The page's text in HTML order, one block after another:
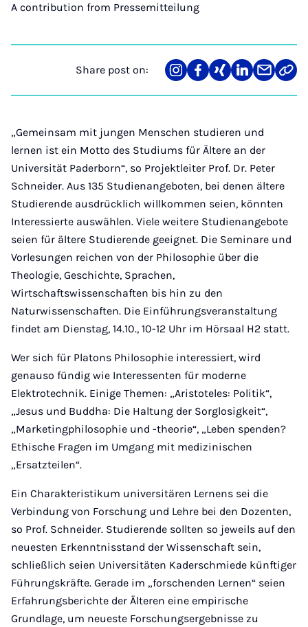
A contribution from Pressemitteilung
Share post on:
Share
on
Teilen
auf
Teilen
auf
Teilen
auf
Teilen
über
Link
„Gemeinsam mit jungen Menschen studieren und
lernen ist ein Motto des Studiums für Ältere an der
Universität Paderborn“, so Projektleiter Prof. Dr. Peter
Schneider. Aus 135 Studienangeboten, bei denen ältere
Studierende ausdrücklich willkommen seien, könnten
Interessierte auswählen. Viele weitere Studienangebote
seien für ältere Studierende geeignet. Die Seminare und
Vorlesungen reichen von der Philosophie über die
Theologie, Geschichte, Sprachen,
Wirtschaftswissenschaften bis hin zu den
Naturwissenschaften. Die Einführungsveranstaltung
findet am Dienstag, 14.10., 10-12 Uhr im Hörsaal H2 statt.
Wer sich für Platons Philosophie interessiert, wird
genauso fündig wie Interessenten für moderne
Elektrotechnik. Einige Themen: „Aristoteles: Politik“,
„Jesus und Buddha: Die Haltung der Sorglosigkeit“,
„Marketingphilosophie und -theorie“, „Leben spenden?
Ethische Fragen im Umgang mit medizinischen
„Ersatzteilen“.
Ein Charakteristikum universitären Lernens sei die
Verbindung von Forschung und Lehre bei den Dozenten,
so Prof. Schneider. Studierende sollten so jeweils auf den
neuesten Erkenntnisstand der Wissenschaft sein,
schließlich seien Universitäten Kaderschmiede künftiger
Führungskräfte. Gerade im „forschenden Lernen“ seien
Erfahrungsberichte der Älteren eine empirische
Grundlage, um neueste Forschungsergebnisse zu